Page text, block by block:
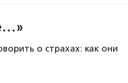
о страхах: как они